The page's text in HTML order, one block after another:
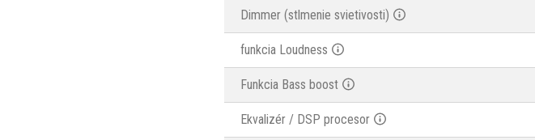
Dimmer (stlmenie svietivosti)
funkcia Loudness
Funkcia Bass boost
Ekvalizér / DSP procesor